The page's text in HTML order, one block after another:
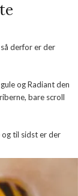
derfor er der
og Radiant den
bare scroll
til sidst er der